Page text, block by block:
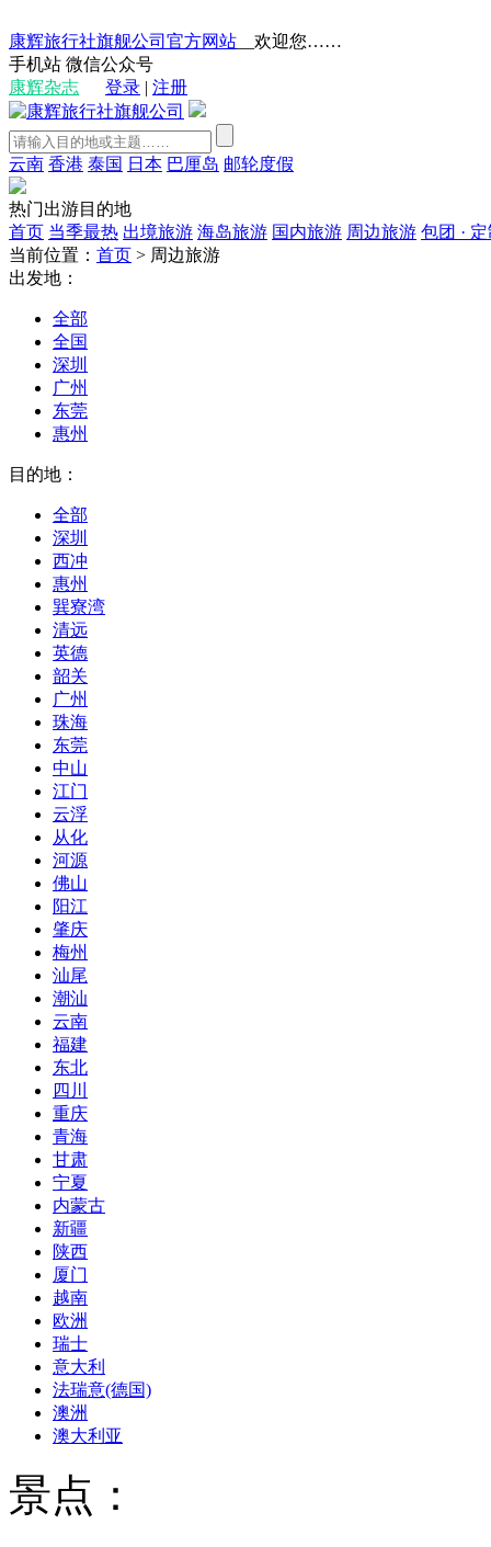
康辉旅行社旗舰公司官方网站 __欢迎您……
手机站 微信公众号
康辉杂志
登录 | 注册
云南 香港 泰国 日本 巴厘岛 邮轮度假
热门出游目的地
首页 当季最热 出境旅游 海岛旅游 国内旅游 周边旅游 包团 ·
当前位置： 首页 > 周边旅游
出发地：
全部
全国
深圳
广州
东莞
惠州
目的地：
全部
深圳
西冲
惠州
巽寮湾
清远
英德
韶关
广州
珠海
东莞
中山
江门
云浮
从化
河源
佛山
阳江
肇庆
梅州
汕尾
潮汕
云南
福建
东北
四川
重庆
青海
甘肃
宁夏
内蒙古
新疆
陕西
厦门
越南
欧洲
瑞士
意大利
法瑞意(德国)
澳洲
澳大利亚
景点：